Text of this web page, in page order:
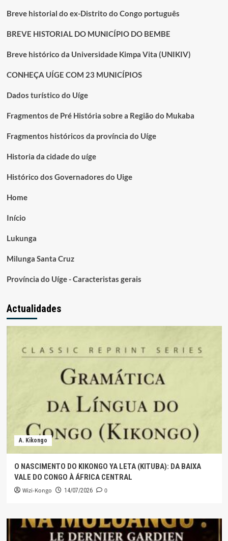
Breve historial do ex-Distrito do Congo português
BREVE HISTORIAL DO MUNICÍPIO DO BEMBE
Breve histórico da Universidade Kimpa Vita (UNIKIV)
CONHEÇA UÍGE COM 23 MUNICÍPIOS
Dados turístico do Uíge
Fragmentos de Pré História sobre a Região do Mukaba
Fragmentos históricos da província do Uíge
Historia da cidade do uíge
Histórico dos Governadores do Uige
Home
Início
Lukunga
Milunga Santa Cruz
Província do Uíge - Caracteristas gerais
Actualidades
A. Kikongo
O NASCIMENTO DO KIKONGO YA LETA (KITUBA): DA BAIXA
VALE DO CONGO À ÁFRICA CENTRAL
Wizi-Kongo 14/07/2026 0